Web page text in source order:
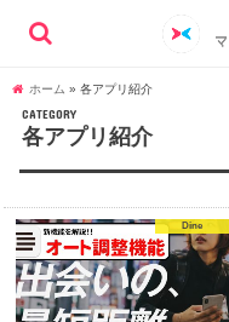
ホーム » 各アプリ紹介
CATEGORY
各アプリ紹介
Dine